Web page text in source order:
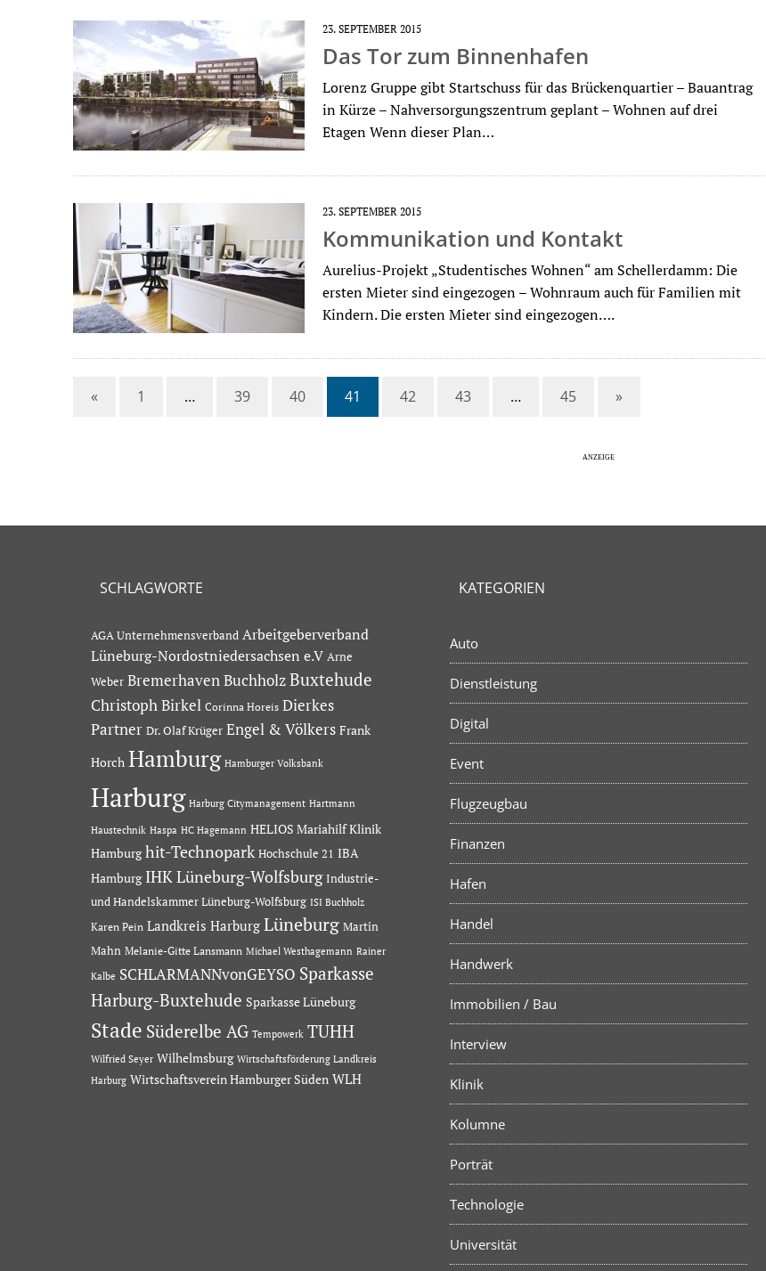
23. SEPTEMBER 2015
Das Tor zum Binnenhafen
Lorenz Gruppe gibt Startschuss für das Brückenquartier – Bauantrag
in Kürze – Nahversorgungszentrum geplant – Wohnen auf drei
Etagen Wenn dieser Plan…
23. SEPTEMBER 2015
Kommunikation und Kontakt
Aurelius-Projekt „Studentisches Wohnen“ am Schellerdamm: Die
ersten Mieter sind eingezogen – Wohnraum auch für Familien mit
Kindern. Die ersten Mieter sind eingezogen….
« 1 … 39 40 41 42 43 … 45 »
SCHLAGWORTE
AGA Unternehmensverband Arbeitgeberverband
Lüneburg-Nordostniedersachsen e.V Arne
Weber BremerhavenBuchholzBuxtehude
Christoph Birkel Corinna Horeis Dierkes
Partner Dr. Olaf Krüger Engel & Völkers Frank
Horch Hamburg Hamburger Volksbank
Harburg Harburg Citymanagement Hartmann
Haustechnik Haspa HC Hagemann HELIOS Mariahilf Klinik
Hamburg hit-Technopark Hochschule 21 IBA
Hamburg IHK Lüneburg-Wolfsburg Industrie-
und Handelskammer Lüneburg-Wolfsburg ISI Buchholz
Karen Pein Landkreis Harburg Lüneburg Martin
Mahn Melanie-Gitte Lansmann Michael Westhagemann Rainer
Kalbe SCHLARMANNvonGEYSO Sparkasse
Harburg-Buxtehude Sparkasse Lüneburg
Stade Süderelbe AG Tempowerk TUHH
Wilfried Seyer Wilhelmsburg Wirtschaftsförderung Landkreis
Harburg Wirtschaftsverein Hamburger Süden WLH
KATEGORIEN
Auto
Dienstleistung
Digital
Event
Flugzeugbau
Finanzen
Hafen
Handel
Handwerk
Immobilien / Bau
Interview
Klinik
Kolumne
Porträt
Technologie
Universität